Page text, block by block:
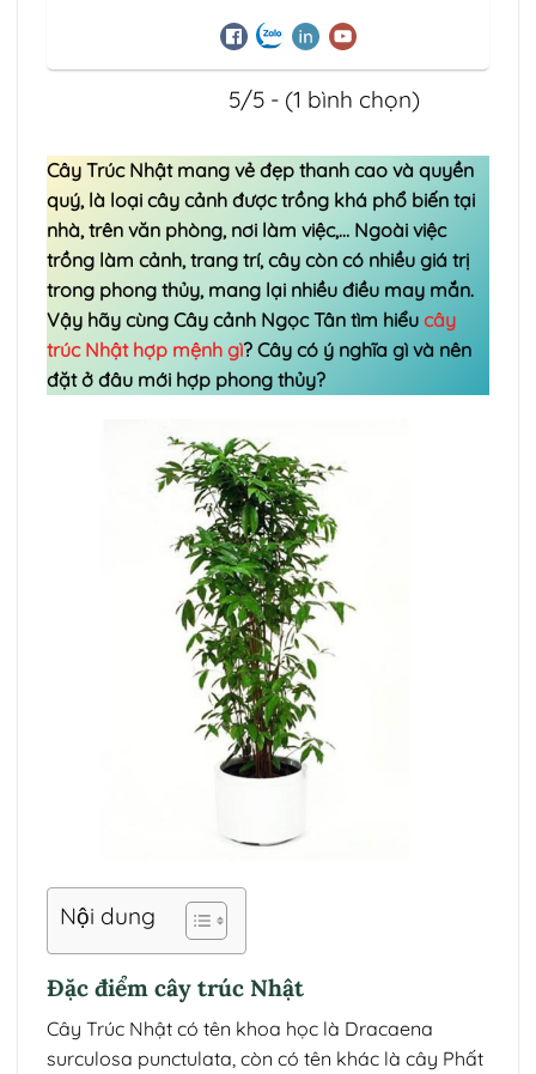
5/5 - (1 bình chọn)
Cây Trúc Nhật mang vẻ đẹp thanh cao và quyền
quý, là loại cây cảnh được trồng khá phổ biến tại
nhà, trên văn phòng, nơi làm việc,… Ngoài việc
trồng làm cảnh, trang trí, cây còn có nhiều giá trị
trong phong thủy, mang lại nhiều điều may mắn.
Vậy hãy cùng Cây cảnh Ngọc Tân tìm hiểu cây
trúc Nhật hợp mệnh gì? Cây có ý nghĩa gì và nên
đặt ở đâu mới hợp phong thủy?
Nội dung
Đặc điểm cây trúc Nhật
Cây Trúc Nhật có tên khoa học là Dracaena
surculosa punctulata, còn có tên khác là cây Phất